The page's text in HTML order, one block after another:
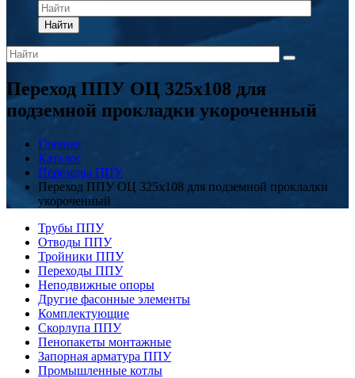
Найти
Переход ППУ ОЦ 325x108 для
подземной прокладки укороченный
Главная
Каталог
Переходы ППУ
Переход ППУ ОЦ 325x108 для подземной прокладки
укороченный
Трубы ППУ
Отводы ППУ
Тройники ППУ
Переходы ППУ
Неподвижные опоры
Другие фасонные элементы
Комплектующие
Скорлупа ППУ
Пенопакеты монтажные
Запорная арматура ППУ
Промышленные котлы